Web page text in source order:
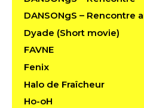
DANSONgS – Rencontre
Dyade (Short movie)
FAVNE
Fenix
Halo de Fraîcheur
Ho-oH